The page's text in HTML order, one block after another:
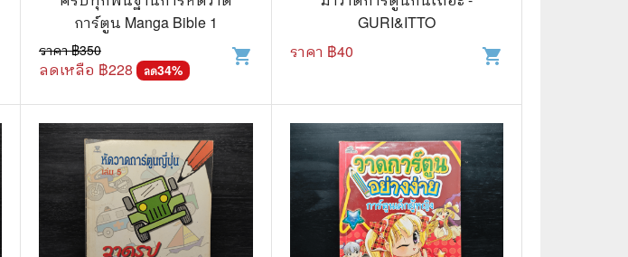
การ์ตูน Manga Bible 1
ราคา ฿350
ลดเหลือ ฿228 ลด34%
shopping_cart
GURI&ITTO
ราคา ฿40 shopping_cart
นิตยสารเก่าราคาถูก
นางงามและการประกวด
🎲 Board Game
2️⃣ Used Board Game บอร์ดเกมมือ
🎉 Party
🧠 Strategy
🪅 Family
♟️ Abstract